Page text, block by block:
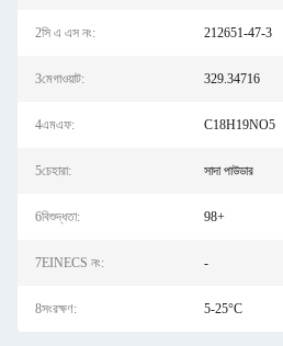
2সি এ এস নং: 212651-47-3
3মেগাওয়াট: 329.34716
4এমএফ: C18H19NO5
5চেহারা: সাদা পাউডার
6বিশুদ্ধতা: 98+
7EINECS নং: -
8সংরক্ষণ: 5-25°C